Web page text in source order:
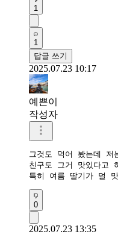
1
1
답글 쓰기
2025.07.23 10:17
예쁜이
작성자
그것도 먹어 봤는데 저
친구도 그거 맛있다고
특히 여름 딸기가 덜
0
2025.07.23 13:35